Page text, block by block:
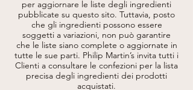
(COPERNICIA CERIFERA (CARNAUBA)
WAX, OZOKERITE, PARAFFINUM
LIQUIDUM (MINERAL OIL), GLYCERYL
STEARATE, VP/VA COPOLYMER,
BENTONITE, PEG-100 STEARATE,
PETROLATUM, STEARIC ACID, ALTHAEA
OFFICINALIS ROOT EXTRACT, ARGININE
HCL, BENZYL ALCOHOL,
CAPRYLIC/CAPRIC TRIGLYCERIDE, CI 77499
per aggiornare le liste degli ingredienti
pubblicate su questo sito. Tuttavia, posto
che gli ingredienti possono essere
soggetti a variazioni, non può garantire
che le liste siano complete o aggiornate in
tutte le sue parti. Philip Martin’s invita tutti i
Clienti a consultare le confezioni per la lista
precisa degli ingredienti dei prodotti
acquistati.